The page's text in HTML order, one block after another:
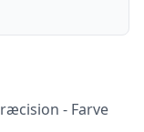
- Farve